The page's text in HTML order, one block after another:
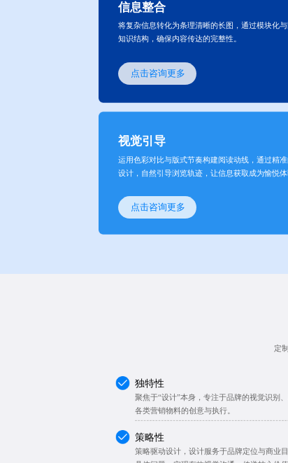
信息整合
将复杂信息转化为条理清晰的长图，通过模块化
知识结构，确保内容传达的完整性。
点击咨询更多
视觉引导
运用色彩对比与版式节奏构建阅读动线，通过精
设计，自然引导浏览轨迹，让信息获取成为愉悦体
点击咨询更多
定
独特性
聚焦于“设计”本身，专注于品牌的视觉识别
各类营销物料的创意与执行。
策略性
策略驱动设计，设计服务于品牌定位与商业